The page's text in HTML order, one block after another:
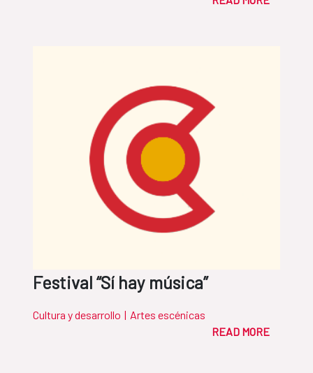
Festival “Sí hay música”
Cultura y desarrollo | Artes escénicas
READ MORE